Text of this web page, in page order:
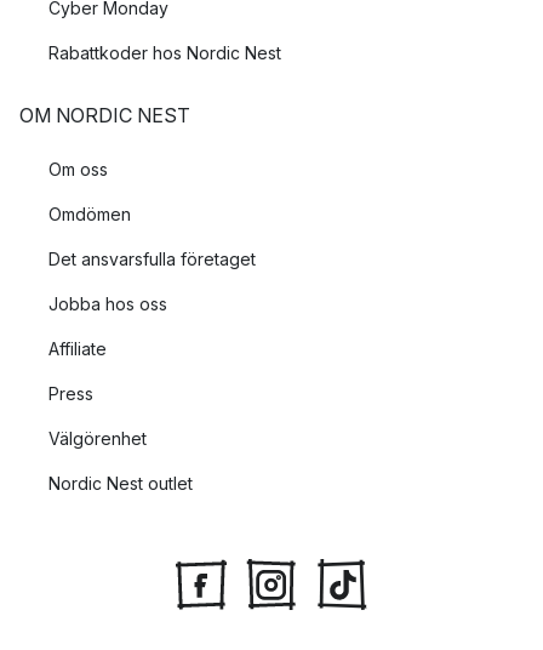
Cyber Monday
Rabattkoder hos Nordic Nest
OM NORDIC NEST
Om oss
Omdömen
Det ansvarsfulla företaget
Jobba hos oss
Affiliate
Press
Välgörenhet
Nordic Nest outlet